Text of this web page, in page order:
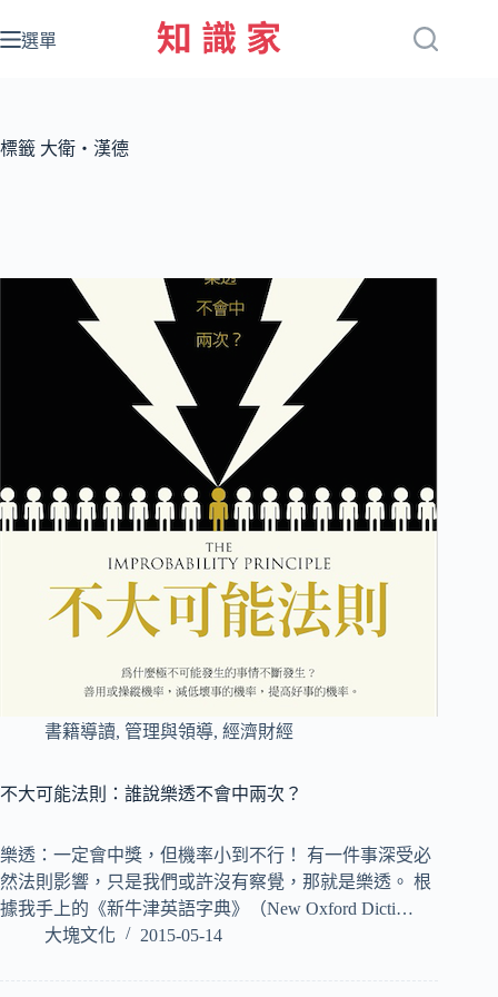
至
容
選單
標籤 大衛‧漢德
書籍導讀, 管理與領導, 經濟財經
不大可能法則：誰說樂透不會中兩次？
樂透：一定會中獎，但機率小到不行！ 有一件事深受必
然法則影響，只是我們或許沒有察覺，那就是樂透。 根
據我手上的《新牛津英語字典》（New Oxford Dicti…
大塊文化
2015-05-14